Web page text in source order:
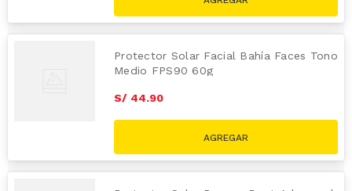
Protector Solar Facial Bahía Faces Tono
Medio FPS90 60g
S/ 44.90